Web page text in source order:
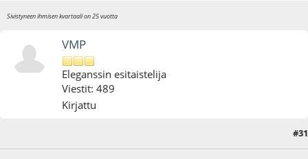
Sivistyneen ihmisen kvartaali on 25 vuotta
VMP
Eleganssin esitaistelija
Viestit: 489
Kirjattu
#31